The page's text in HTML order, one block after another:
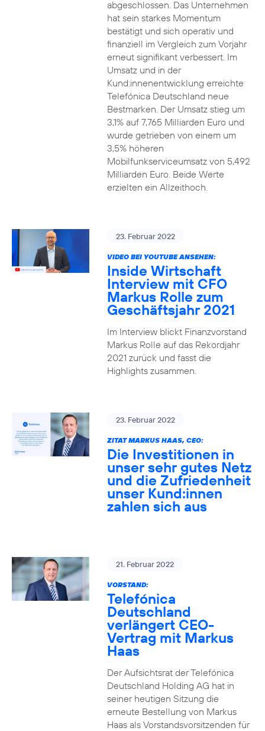
abgeschlossen. Das Unternehmen
hat sein starkes Momentum
bestätigt und sich operativ und
finanziell im Vergleich zum Vorjahr
erneut signifikant verbessert. Im
Umsatz und in der
Kund:innenentwicklung erreichte
Telefónica Deutschland neue
Bestmarken. Der Umsatz stieg um
3,1% auf 7,765 Milliarden Euro und
wurde getrieben von einem um
3,5% höheren
Mobilfunkserviceumsatz von 5,492
Milliarden Euro. Beide Werte
erzielten ein Allzeithoch.
23. Februar 2022
VIDEO BEI YOUTUBE ANSEHEN:
Inside Wirtschaft
Interview mit CFO
Markus Rolle zum
Geschäftsjahr 2021
Im Interview blickt Finanzvorstand
Markus Rolle auf das Rekordjahr
2021 zurück und fasst die
Highlights zusammen.
23. Februar 2022
ZITAT MARKUS HAAS, CEO:
Die Investitionen in
unser sehr gutes Netz
und die Zufriedenheit
unser Kund:innen
zahlen sich aus
21. Februar 2022
VORSTAND:
Telefónica
Deutschland
verlängert CEO-
Vertrag mit Markus
Haas
Der Aufsichtsrat der Telefónica
Deutschland Holding AG hat in
seiner heutigen Sitzung die
erneute Bestellung von Markus
Haas als Vorstandsvorsitzenden für